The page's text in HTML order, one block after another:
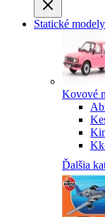
Statické modely
Kovové
Ďalšia